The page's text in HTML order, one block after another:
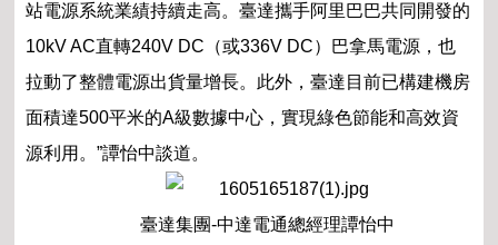
站電源系統業績持續走高。臺達攜手阿里巴巴共同開發的
10kV AC直轉240V DC（或336V DC）巴拿馬電源，也
拉動了整體電源出貨量增長。此外，臺達目前已構建機房
面積達500平米的A級數據中心，實現綠色節能和高效資
源利用。”譚怡中談道。
臺達集團-中達電通總經理譚怡中